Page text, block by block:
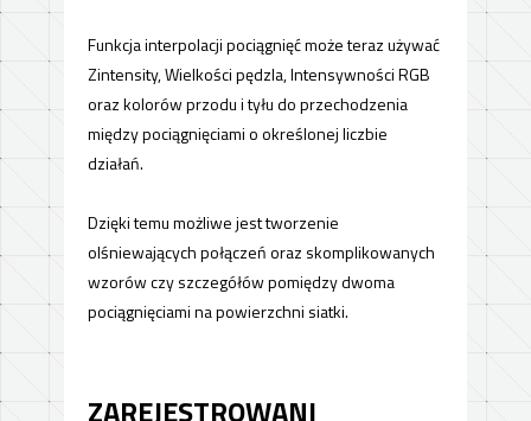
Funkcja interpolacji pociągnięć może teraz używać
Zintensity, Wielkości pędzla, Intensywności RGB
oraz kolorów przodu i tyłu do przechodzenia
między pociągnięciami o określonej liczbie
działań.
Dzięki temu możliwe jest tworzenie
olśniewających połączeń oraz skomplikowanych
wzorów czy szczegółów pomiędzy dwoma
pociągnięciami na powierzchni siatki.
ZAREJESTROWANI